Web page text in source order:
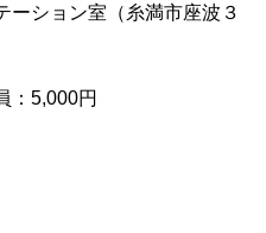
ション室（糸満市座波３
：5,000円